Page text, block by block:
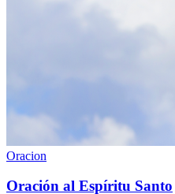
Oracion
Oración al Espíritu Santo